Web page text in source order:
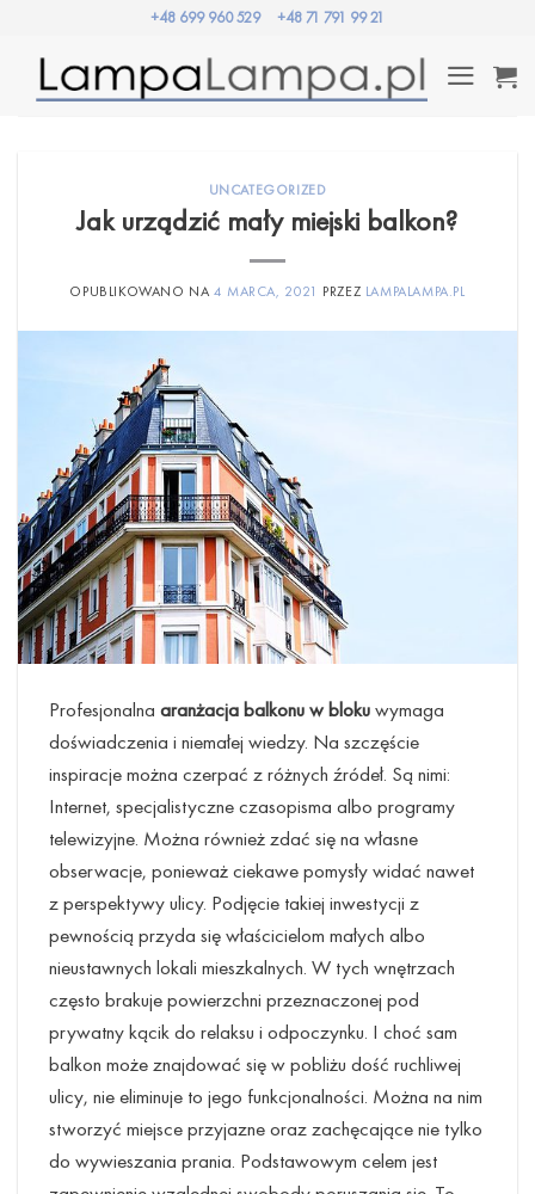
zawartości
+48 699 960 529 +48 71 791 99 21
UNCATEGORIZED
Jak urządzić mały miejski balkon?
OPUBLIKOWANO NA 4 MARCA, 2021 PRZEZ LAMPALAMPA.PL
Profesjonalna aranżacja balkonu w blokuwymaga
doświadczenia i niemałej wiedzy. Na szczęście
inspiracje można czerpać z różnych źródeł. Są nimi:
Internet, specjalistyczne czasopisma albo programy
telewizyjne. Można również zdać się na własne
obserwacje, ponieważ ciekawe pomysły widać nawet
z perspektywy ulicy. Podjęcie takiej inwestycji z
pewnością przyda się właścicielom małych albo
nieustawnych lokali mieszkalnych. W tych wnętrzach
często brakuje powierzchni przeznaczonej pod
prywatny kącik do relaksu i odpoczynku. I choć sam
balkon może znajdować się w pobliżu dość ruchliwej
ulicy, nie eliminuje to jego funkcjonalności. Można na nim
stworzyć miejsce przyjazne oraz zachęcające nie tylko
do wywieszania prania. Podstawowym celem jest